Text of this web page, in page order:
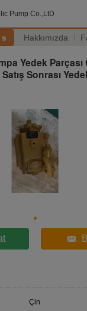
Pump Co.,LtD
s Hakkımızda
Yedek Parçası
Sonrası
Çin